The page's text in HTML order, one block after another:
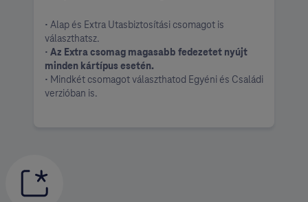
• Alap és Extra Utasbiztosítási csomagot is
választhatsz.
• Az Extra csomag magasabb fedezetet nyújt
minden kártípus esetén.
• Mindkét csomagot választhatod Egyéni és Családi
verzióban is.